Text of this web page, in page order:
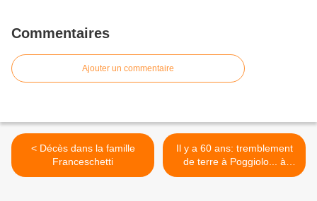
Commentaires
Ajouter un commentaire
< Décès dans la famille
Franceschetti
Il y a 60 ans: tremblement
de terre à Poggiolo... à
cause des eaux thermales